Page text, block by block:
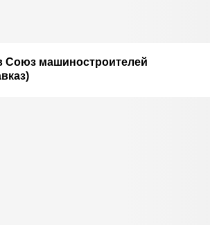
Союз машиностроителей